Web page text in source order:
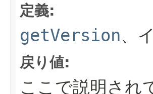
定義:
getVersion、
戻り値:
ここで説明され